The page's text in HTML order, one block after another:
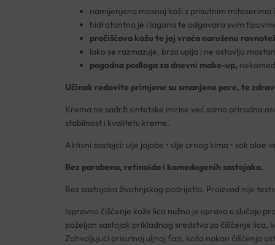
namijenjena masnoj koži s prisutnim miteserima
hidratantna je i lagana te odgovara svim
pročišćava kožu te joj vraća narušenu
lako se razmazuje, brzo upija i ne ostavlja
pogodna podloga za dnevni make-up,
Učinak redovite primjene su smanjene pore, te
Krema ne sadrži sintetske mirise već samo prirodna
stabilnost i kvalitetu kreme.
Aktivni sastojci: ulje jojobe • ulje crnog kima • sok
Bez parabena, retinoida i komedogenih sastojaka.
Bez sastojaka životinjskog podrijetla. Proizvod nije
Ispravno čišćenje kože lica nužno je upravo u slučaju
poželjan sastojak prikladnog sredstva za čišćenje lica,
Zahvaljujući prisutnoj uljnoj fazi, koža nakon čišćenja